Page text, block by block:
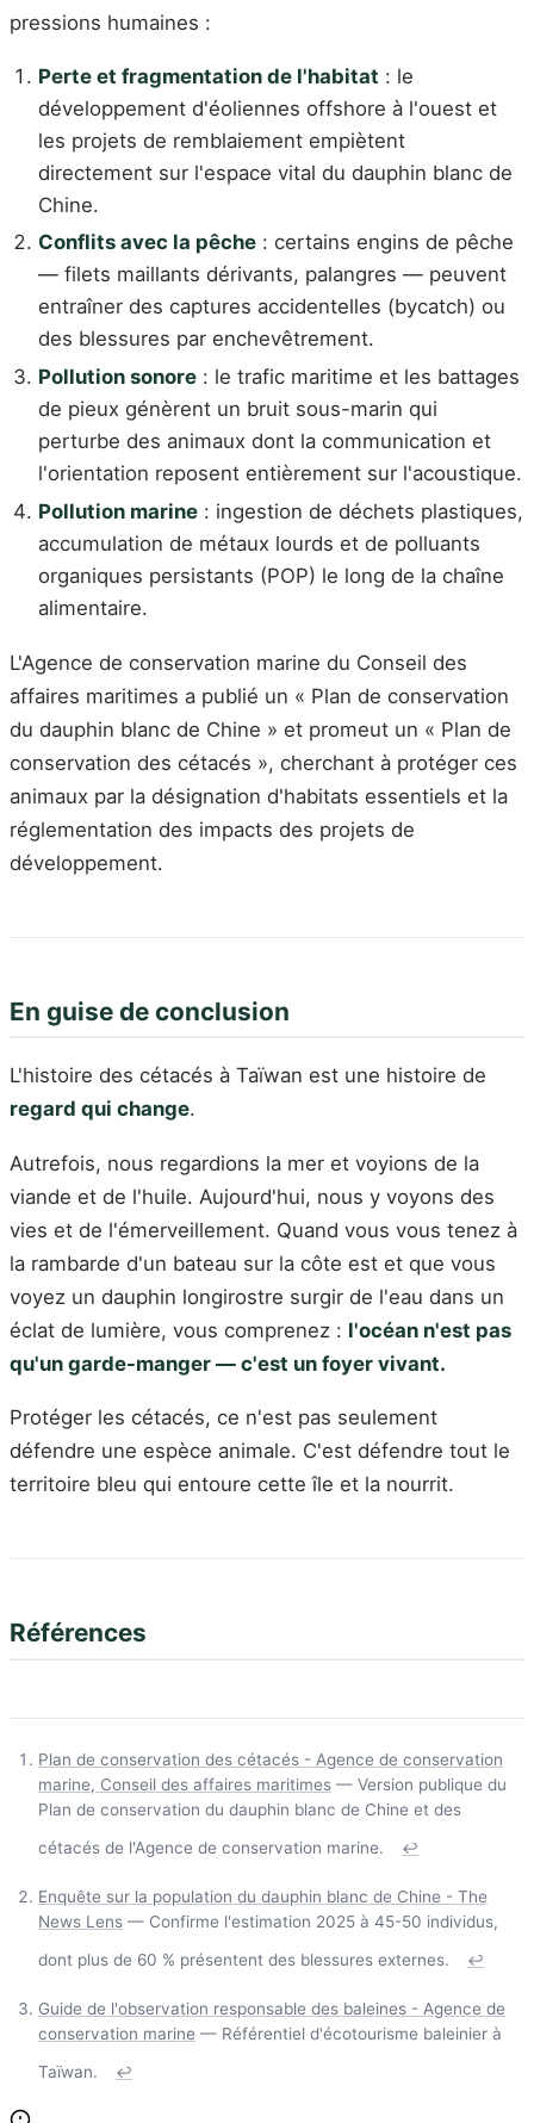
pressions humaines :
Perte et fragmentation de l'habitat : le
développement d'éoliennes offshore à l'ouest et
les projets de remblaiement empiètent
directement sur l'espace vital du dauphin blanc de
Chine.
Conflits avec la pêche : certains engins de pêche
— filets maillants dérivants, palangres — peuvent
entraîner des captures accidentelles (bycatch) ou
des blessures par enchevêtrement.
Pollution sonore : le trafic maritime et les battages
de pieux génèrent un bruit sous-marin qui
perturbe des animaux dont la communication et
l'orientation reposent entièrement sur l'acoustique.
Pollution marine : ingestion de déchets plastiques,
accumulation de métaux lourds et de polluants
organiques persistants (POP) le long de la chaîne
alimentaire.
L'Agence de conservation marine du Conseil des
affaires maritimes a publié un « Plan de conservation
du dauphin blanc de Chine » et promeut un « Plan de
conservation des cétacés », cherchant à protéger ces
animaux par la désignation d'habitats essentiels et la
réglementation des impacts des projets de
développement.
En guise de conclusion
L'histoire des cétacés à Taïwan est une histoire de
regard qui change.
Autrefois, nous regardions la mer et voyions de la
viande et de l'huile. Aujourd'hui, nous y voyons des
vies et de l'émerveillement. Quand vous vous tenez à
la rambarde d'un bateau sur la côte est et que vous
voyez un dauphin longirostre surgir de l'eau dans un
éclat de lumière, vous comprenez : l'océan n'est pas
qu'un garde-manger — c'est un foyer vivant.
Protéger les cétacés, ce n'est pas seulement
défendre une espèce animale. C'est défendre tout le
territoire bleu qui entoure cette île et la nourrit.
Références
Plan de conservation des cétacés - Agence de conservation
marine, Conseil des affaires maritimes — Version publique du
Plan de conservation du dauphin blanc de Chine et des
cétacés de l'Agence de conservation marine.
↩
Enquête sur la population du dauphin blanc de Chine - The
News Lens — Confirme l'estimation 2025 à 45-50 individus,
dont plus de 60 % présentent des blessures externes.
↩
Guide de l'observation responsable des baleines - Agence de
conservation marine — Référentiel d'écotourisme baleinier à
Taïwan.
↩